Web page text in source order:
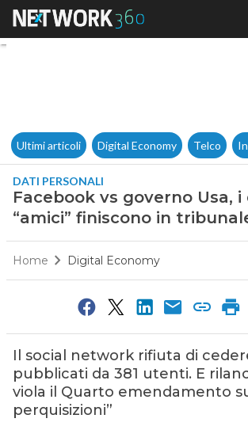
Facebook vs
Ultimi articoli Digital Economy Telco
DATI PERSONALI
Facebook vs governo Usa,
“amici” finiscono in
Home Digital Economy
Il social network rifiuta di
pubblicati da 381 utenti. E
viola il Quarto emendamento
perquisizioni”